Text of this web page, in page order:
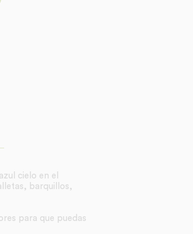
cielo en el
barquillos,
para que puedas